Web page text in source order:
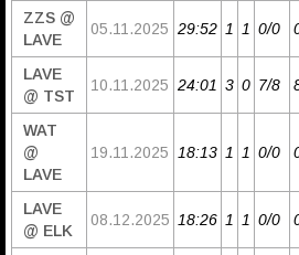
ZZS @
LAVE
05.11.2025 29:52 1 1 0/0
LAVE
@ TST
10.11.2025 24:01 3 0 7/8
WAT
@
LAVE
19.11.2025 18:13 1 1 0/0
LAVE
@ ELK
08.12.2025 18:26 1 1 0/0